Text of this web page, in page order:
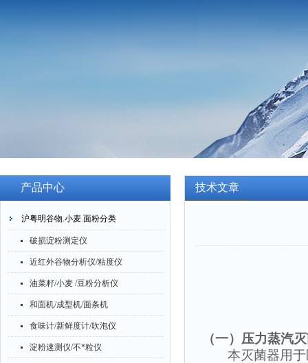
产品中心
沪粤明谷物.小麦.面粉分类
破损淀粉测定仪
近红外谷物分析仪/粘度仪
油菜籽/小麦 /豆粉分析仪
和面机/成型机/面条机
食味计/新鲜度计/吹泡仪
淀粉速测仪/不*粒仪
技术文章
（一） 压力蒸汽
本灭菌器用